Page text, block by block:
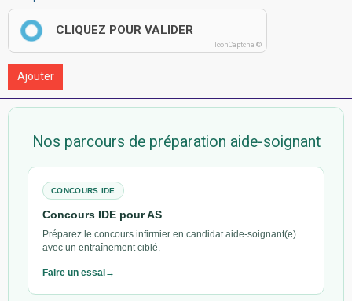
CLIQUEZ POUR VALIDER
IconCaptcha ©
Ajouter
Nos parcours de préparation aide-soignant
CONCOURS IDE
Concours IDE pour AS
Préparez le concours infirmier en candidat aide-soignant(e)
avec un entraînement ciblé.
Faire un essai